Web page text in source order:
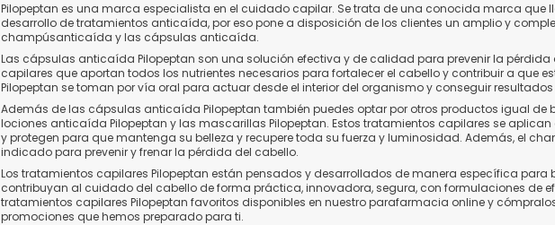
Pilopeptan es una marca especialista en el cuidado capilar. Se trata de una conocida marca que
desarrollo de tratamientos anticaída, por eso pone a disposición de los clientes un amplio y
champúsanticaída y las cápsulas anticaída.
Las cápsulas anticaída Pilopeptan son una solución efectiva y de calidad para prevenir la
capilares que aportan todos los nutrientes necesarios para fortalecer el cabello y contribuir a que
Pilopeptan se toman por vía oral para actuar desde el interior del organismo y conseguir resultados
Además de las cápsulas anticaída Pilopeptan también puedes optar por otros productos igual
lociones anticaída Pilopeptan y las mascarillas Pilopeptan. Estos tratamientos capilares se
y protegen para que mantenga su belleza y recupere toda su fuerza y luminosidad. Además, el
indicado para prevenir y frenar la pérdida del cabello.
Los tratamientos capilares Pilopeptan están pensados y desarrollados de manera específica
contribuyan al cuidado del cabello de forma práctica, innovadora, segura, con formulaciones de
tratamientos capilares Pilopeptan favoritos disponibles en nuestro parafarmacia online y
promociones que hemos preparado para ti.